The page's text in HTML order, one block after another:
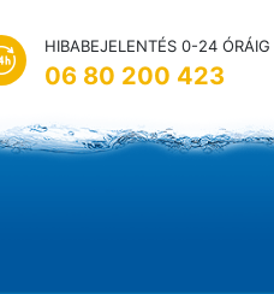
HIBABEJELENTÉS 0-24 ÓRÁIG
06 80 200 423